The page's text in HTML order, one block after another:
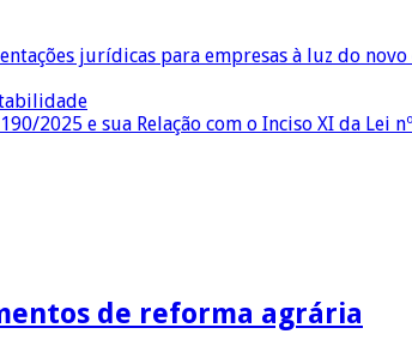
jurídicas para empresas à luz do novo
2025 e sua Relação com o Inciso XI da Lei
de reforma agrária